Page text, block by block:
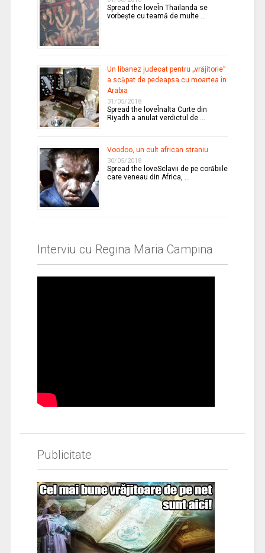
Spread the loveÎn Thailanda se
vorbeşte cu teamă de multe …
Un libanez judecat pentru „vrăjitorie”
a scăpat de pedeapsa cu moartea în
Arabia
31/05/2018
Spread the loveÎnalta Curte din
Riyadh a anulat verdictul de …
Voodoo, un cult african straniu
30/05/2018
Spread the loveSclavii de pe corăbiile
care veneau din Africa, …
Interviu cu Regina Maria Campina
Publicitate